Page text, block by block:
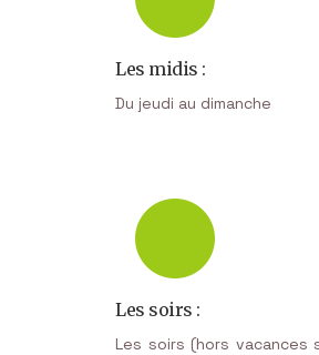
Les midis :
Du jeudi au dimanche
Les soirs :
Les soirs (hors vacances